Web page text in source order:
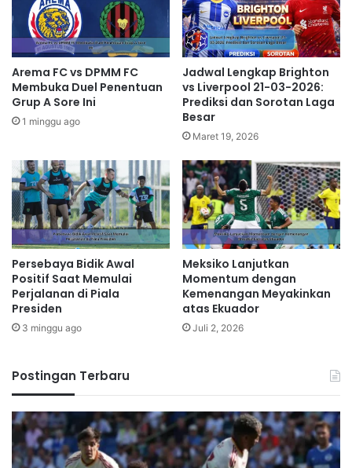
Arema FC vs DPMM FC
Membuka Duel Penentuan
Grup A Sore Ini
1 minggu ago
Jadwal Lengkap Brighton
vs Liverpool 21-03-2026:
Prediksi dan Sorotan Laga
Besar
Maret 19, 2026
Persebaya Bidik Awal
Positif Saat Memulai
Perjalanan di Piala
Presiden
3 minggu ago
Meksiko Lanjutkan
Momentum dengan
Kemenangan Meyakinkan
atas Ekuador
Juli 2, 2026
Postingan Terbaru